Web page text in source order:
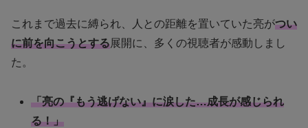
これまで過去に縛られ、人との距離を置いていた亮がつい
に前を向こうとする展開に、多くの視聴者が感動しまし
た。
「亮の『もう逃げない』に涙した…成長が感じられ
る！」